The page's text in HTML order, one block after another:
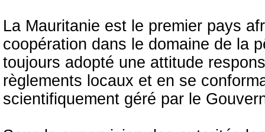
La Mauritanie est le premier pays
coopération dans le domaine de la
toujours adopté une attitude
règlements locaux et en se
scientifiquement géré par le